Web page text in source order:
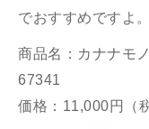
でおすすめですよ。
商品名：カナナモ
67341
価格：11,000円（